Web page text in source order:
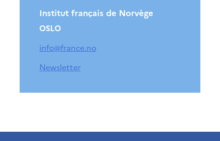
Institut français de Norvège
OSLO
info@france.no
Newsletter